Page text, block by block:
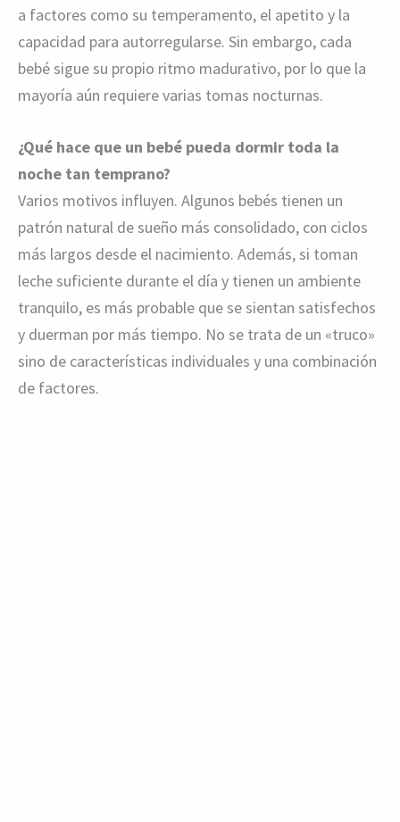
a factores como su temperamento, el apetito y la
capacidad para autorregularse. Sin embargo, cada
bebé sigue su propio ritmo madurativo, por lo que la
mayoría aún requiere varias tomas nocturnas.
¿Qué hace que un bebé pueda dormir toda la
noche tan temprano?
Varios motivos influyen. Algunos bebés tienen un
patrón natural de sueño más consolidado, con ciclos
más largos desde el nacimiento. Además, si toman
leche suficiente durante el día y tienen un ambiente
tranquilo, es más probable que se sientan satisfechos
y duerman por más tiempo. No se trata de un «truco»
sino de características individuales y una combinación
de factores.